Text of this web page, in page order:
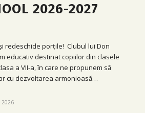
2026-2027
redeschide porțile! Clubul lui Don
educativ destinat copiilor din clasele
a VII-a, în care ne propunem să
cu dezvoltarea armonioasă…